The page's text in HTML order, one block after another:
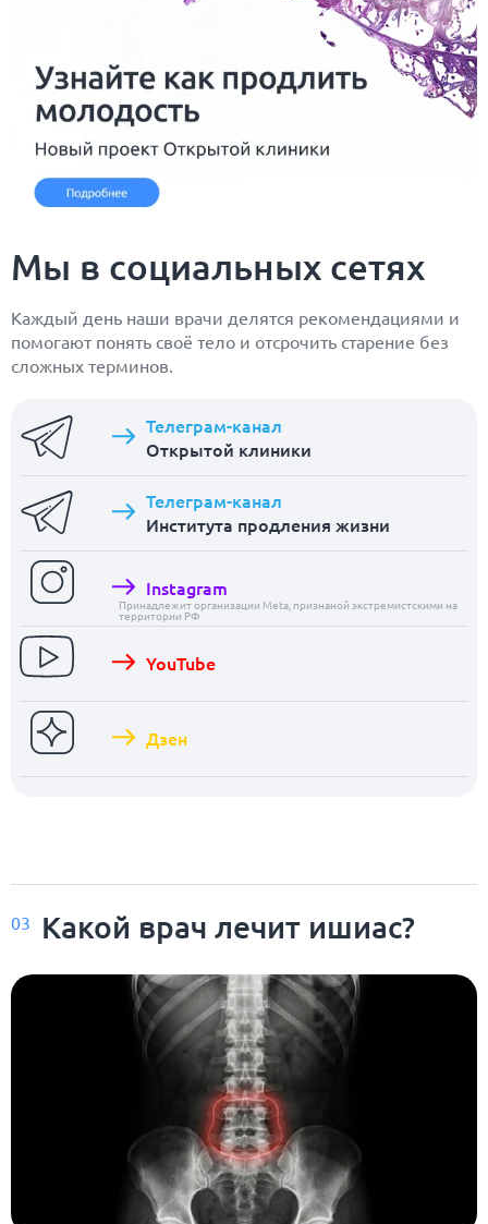
Мы в социальных сетях
Каждый день наши врачи делятся рекомендациями и
помогают понять своё тело и отсрочить старение без
сложных терминов.
Телеграм-канал
Открытой клиники
Телеграм-канал
Института продления жизни
Instagram
Принадлежит организации Meta, признаной экстремистскими на
территории РФ
YouTube
Дзен
03 Какой врач лечит ишиас?